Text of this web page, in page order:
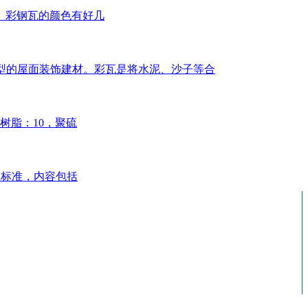
彩钢瓦的颜色有好几
的屋面装饰建材。彩瓦是将水泥、沙子等合
脂：10，聚硫
准，内容包括